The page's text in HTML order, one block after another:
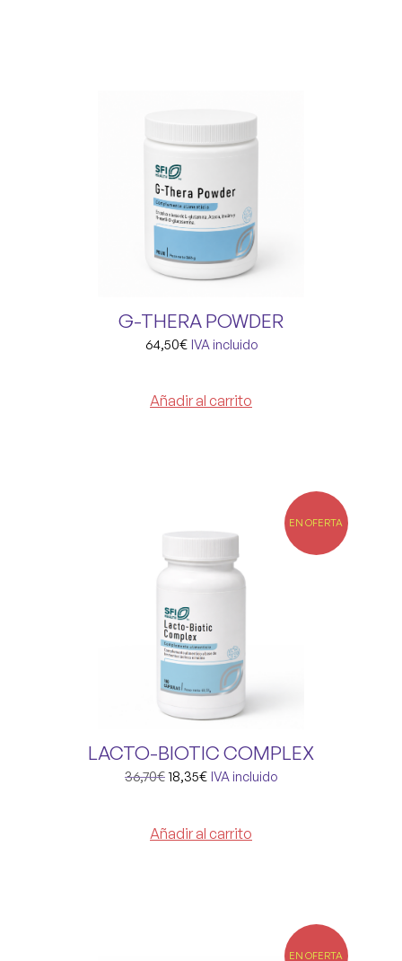
G-THERA POWDER
64,50€ IVA incluido
Añadir al carrito
EN OFERTA
LACTO-BIOTIC COMPLEX
36,70€ 18,35€ IVA incluido
Añadir al carrito
EN OFERTA